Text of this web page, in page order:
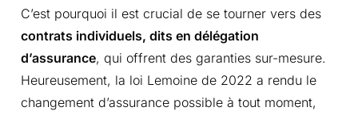
C’est pourquoi il est crucial de se tourner vers des
contrats individuels, dits en délégation
d’assurance, qui offrent des garanties sur-mesure.
Heureusement, la loi Lemoine de 2022 a rendu le
changement d’assurance possible à tout moment,